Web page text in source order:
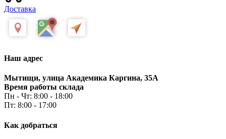
Доставка
Наш адрес
Мытищи, улица Академика Каргина, 35А
Время работы склада
Пн - Чт: 8:00 - 18:00
Пт: 8:00 - 17:00
Как добраться